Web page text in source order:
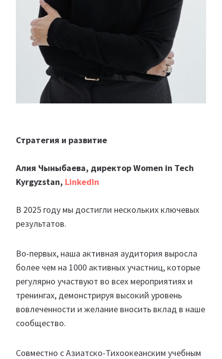
Стратегия и развитие
Алия Чыныбаева, директор Women in Tech
Kyrgyzstan, LinkedIn
В 2025 году мы достигли нескольких ключевых
результатов.
Во-первых, наша активная аудитория выросла
более чем на 1000 активных участниц, которые
регулярно участвуют во всех мероприятиях и
тренингах, демонстрируя высокий уровень
вовлеченности и желание вносить вклад в наше
сообщество.
Совместно с Азиатско-Тихоокеанским учебным